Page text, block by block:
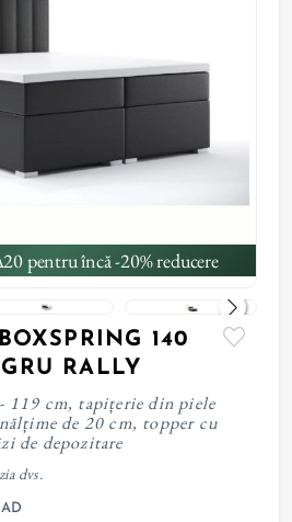
pentru încă -20% reducere
140
RALLY
119 cm, tapițerie din piele
de 20 cm, topper cu
de depozitare
dvs.